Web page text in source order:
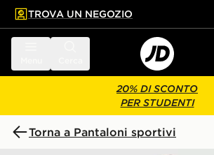
principale
a fondo pagina
TROVA UN NEGOZIO
20% DI SCONTO
PER STUDENTI
Torna a Pantaloni sportivi